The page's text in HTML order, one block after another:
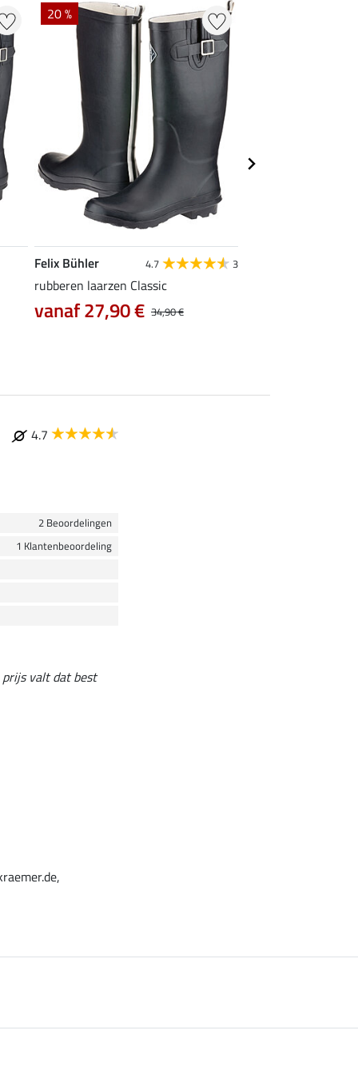
20 %
Felix Bühler 4.7 3
rubberen laarzen Classic
34,90 €
vanaf 27,90 €
4.7
2 Beoordelingen
1 Klantenbeoordeling
prijs valt dat best